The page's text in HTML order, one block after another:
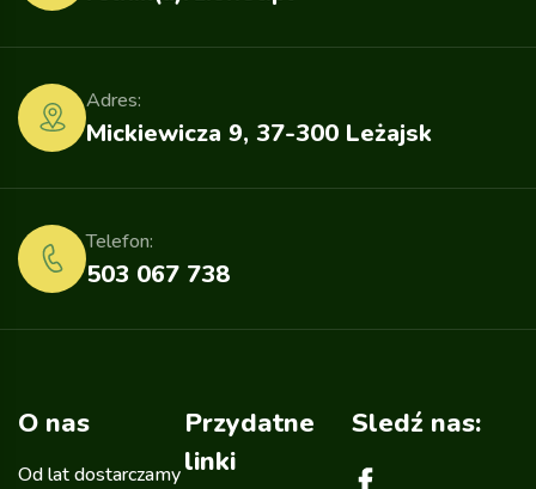
Mickiewicza 9, 37-300 Leżajsk
Adres:
503 067 738
Telefon:
O nas
Od lat dostarczamy
Przydatne
linki
Sledź nas: